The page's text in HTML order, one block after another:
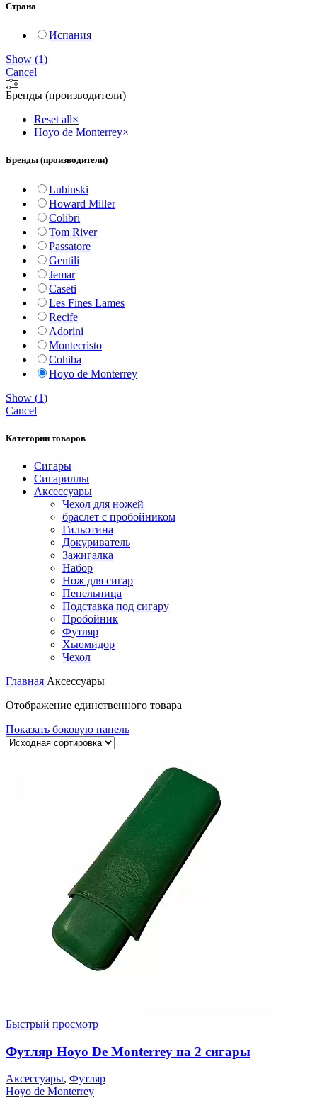
Страна
Испания
Show (1)
Cancel
Бренды (производители)
Reset all×
Hoyo de Monterrey×
Бренды (производители)
Lubinski
Howard Miller
Colibri
Tom River
Passatore
Gentili
Jemar
Caseti
Les Fines Lames
Recife
Adorini
Montecristo
Cohiba
Hoyo de Monterrey
Show (1)
Cancel
Категории товаров
Сигары
Сигариллы
Аксессуары
Чехол для ножей
браслет с пробойником
Гильотина
Докуриватель
Зажигалка
Набор
Нож для сигар
Пепельница
Подставка под сигару
Пробойник
Футляр
Хьюмидор
Чехол
Главная Аксессуары
Отображение единственного товара
Показать боковую панель
Быстрый просмотр
Футляр Hoyo De Monterrey на 2 сигары
Аксессуары, Футляр
Hoyo de Monterrey